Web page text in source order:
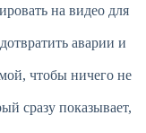
на видео для
аварии и
чтобы ничего не
сразу показывает,